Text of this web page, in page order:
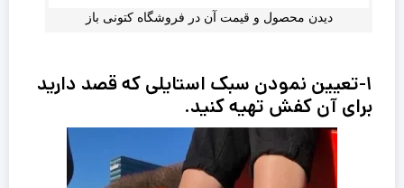
دیدن محصول و قیمت آن در فروشگاه کتونی باز
۱-تعیین نمودن سبک استایلی که قصد دارید
برای آن کفش تهیه کنید.